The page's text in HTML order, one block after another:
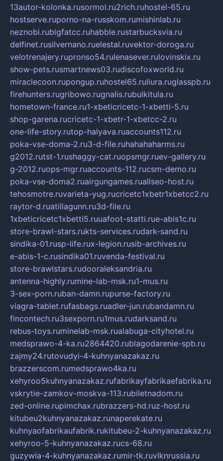
13autor-kolonka.rusormol.ru2rich.ruhostel-65.ru
hostserve.ruporno-na-russkom.rumishinlab.ru
neznobi.rubigfatcc.ruhabble.rustarbucksvia.ru
delfinet.rusilvernano.ruelestal.ruvektor-doroga.ru
velotrenajery.rupronso54.rulenasever.rulovinskix.ru
show-pets.rusmartnews03.rudiscofoxworld.ru
miraclecoon.rupongup.ruhostel65.ruliura.ruglasspb.ru
firehunters.rugribowo.rugnalis.rubulkitula.ru
hometown-france.ru1-xbeticricetc-1-xbetti-5.ru
shop-garena.rucricetc-1-xbetr-1-xbetcc-2.ru
one-life-story.rutop-halyava.ruaccounts112.ru
poka-vse-doma-2.ru3-d-file.ruhahahaharms.ru
g2012.rutst-1.rushaggy-cat.ruopsmgr.ruev-gallery.ru
g-2012.ruops-mgr.ruaccounts-112.rucsm-demo.ru
poka-vse-doma2.ruairgungames.ruallseo-host.ru
tehosmotre.ruvarieta-yug.rucricetc1xbetr1xbetcc2.ru
raytor-d.ruatillagunn.ru3d-file.ru
1xbeticricetc1xbetti5.ruuafoot-statti.rue-abis1c.ru
store-brawl-stars.rukts-services.rudark-sand.ru
sindika-01.rusp-life.rux-legion.rusib-archives.ru
e-abis-1-c.rusindika01.ruvenda-festival.ru
store-brawlstars.rudooraleksandria.ru
antenna-highly.rumine-lab-msk.ru1-mus.ru
3-sex-porn.ruban-damn.rupurse-factory.ru
viagra-tablet.rufasbags.ruadler-jun.rubandamn.ru
fincontech.ru3sexporn.ru1mus.rudarksand.ru
rebus-toys.ruminelab-msk.rualabuga-cityhotel.ru
medsprawo-4-ka.ru2864420.rublagodarenie-spb.ru
zajmy24.rutovudyi-4-kuhnyanazakaz.ru
brazzerscom.rumedsprawo4ka.ru
xehyroo5kuhnyanazakaz.rufabrikayfabrikaefabrika.ru
vskrytie-zamkov-moskva-113.rubiletnadom.ru
zed-online.rupimchax.rubrazzers-hd.ruz-host.ru
kitubeu2kuhnyanazakaz.runaperekate.ru
kuhnyaofabrikaufabrik.rukitubeu-2-kuhnyanazakaz.ru
xehyroo-5-kuhnyanazakaz.rucs-68.ru
guzywia-4-kuhnyanazakaz.rumir-tk.ruvlknrussia.ru